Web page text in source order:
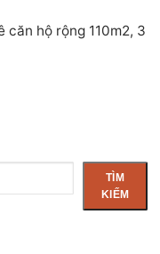
hộ rộng 110m2, 3
TÌM
KIẾM